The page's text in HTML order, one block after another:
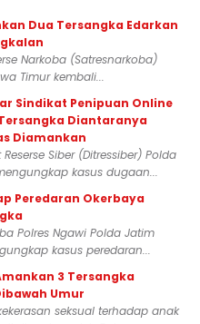
Dua Tersangka Edarkan
Narkoba (Satresnarkoba)
Timur kembali...
Sindikat Penipuan Online
Diantaranya
Diamankan
Reserse Siber (Ditressiber) Polda
kasus dugaan...
Peredaran Okerbaya
Polres Ngawi Polda Jatim
kasus peredaran...
3 Tersangka
Umur
seksual terhadap anak